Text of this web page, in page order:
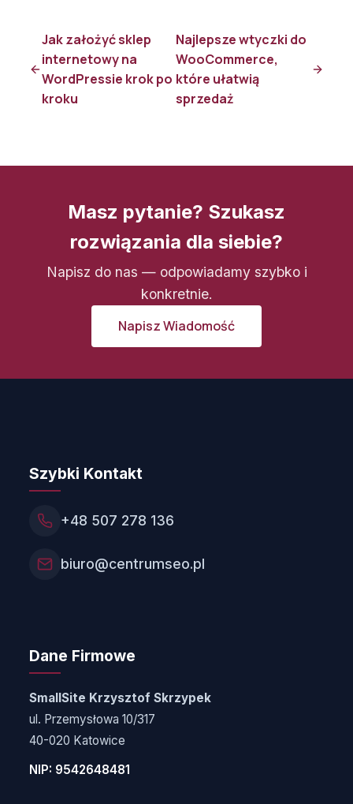
Jak założyć sklep
internetowy na
WordPressie krok po
kroku
Najlepsze wtyczki do
WooCommerce,
które ułatwią
sprzedaż
Masz pytanie? Szukasz
rozwiązania dla siebie?
Napisz do nas — odpowiadamy szybko i
konkretnie.
Napisz Wiadomość
Szybki Kontakt
+48 507 278 136
biuro@centrumseo.pl
Dane Firmowe
SmallSite Krzysztof Skrzypek
ul. Przemysłowa 10/317
40-020 Katowice
NIP: 9542648481